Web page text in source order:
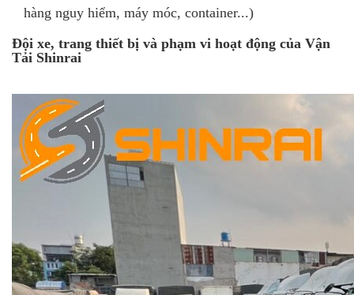
hàng nguy hiểm, máy móc, container...)
Đội xe, trang thiết bị và phạm vi hoạt động của Vận
Tải Shinrai